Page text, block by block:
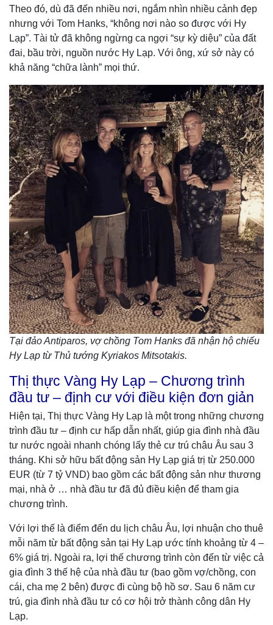
Theo đó, dù đã đến nhiều nơi, ngắm nhìn nhiều cảnh đẹp
nhưng với Tom Hanks, “không nơi nào so được với Hy
Lạp”. Tài tử đã không ngừng ca ngợi “sự kỳ diệu” của đất
đai, bầu trời, nguồn nước Hy Lạp. Với ông, xứ sở này có
khả năng “chữa lành” mọi thứ.
Tại đảo Antiparos, vợ chồng Tom Hanks đã nhận hộ chiếu
Hy Lạp từ Thủ tướng Kyriakos Mitsotakis.
Thị thực Vàng Hy Lạp – Chương trình
đầu tư – định cư với điều kiện đơn giản
Hiện tại, Thị thực Vàng Hy Lạp là một trong những chương
trình đầu tư – định cư hấp dẫn nhất, giúp gia đình nhà đầu
tư nước ngoài nhanh chóng lấy thẻ cư trú châu Âu sau 3
tháng. Khi sở hữu bất động sản Hy Lạp giá trị từ 250.000
EUR (từ 7 tỷ VND) bao gồm các bất động sản như thương
mại, nhà ở … nhà đầu tư đã đủ điều kiện để tham gia
chương trình.
Với lợi thế là điểm đến du lịch châu Âu, lợi nhuận cho thuê
mỗi năm từ bất động sản tại Hy Lạp ước tính khoảng từ 4 –
6% giá trị. Ngoài ra, lợi thế chương trình còn đến từ việc cả
gia đình 3 thế hệ của nhà đầu tư (bao gồm vợ/chồng, con
cái, cha mẹ 2 bên) được đi cùng bộ hồ sơ. Sau 6 năm cư
trú, gia đình nhà đầu tư có cơ hội trở thành công dân Hy
Lạp.